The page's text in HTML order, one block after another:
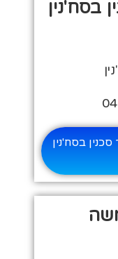
בסח'נין
בסח'נין